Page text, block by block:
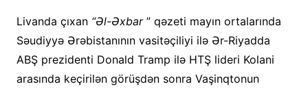
Livanda çıxan “Əl-Əxbar” qəzeti mayın ortalarında
Səudiyyə Ərəbistanının vasitəçiliyi ilə Ər-Riyadda
ABŞ prezidenti Donald Tramp ilə HTŞ lideri Kolani
arasında keçirilən görüşdən sonra Vaşinqtonun